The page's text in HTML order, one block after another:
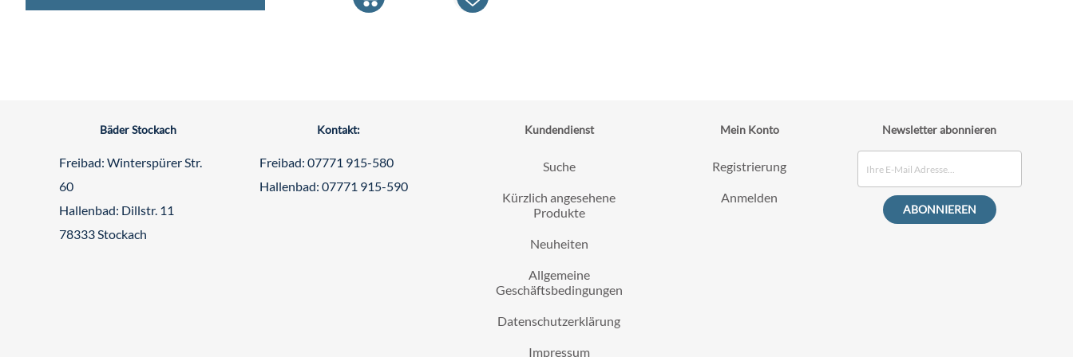
Bäder Stockach
Freibad: Winterspürer Str.
60
Hallenbad: Dillstr. 11
78333 Stockach
Kontakt:
Freibad: 07771 915-580
Hallenbad: 07771 915-590
Kundendienst
Suche
Kürzlich angesehene
Produkte
Neuheiten
Allgemeine
Geschäftsbedingungen
Datenschutzerklärung
Impressum
Mein Konto
Registrierung
Anmelden
Newsletter abonnieren